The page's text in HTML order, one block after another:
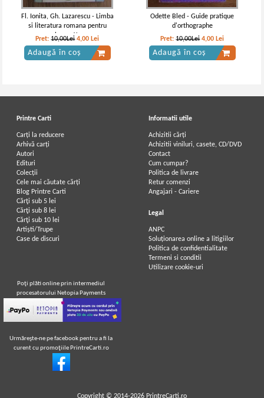
Fl. Ionita, Gh. Lazarescu - Limba
si literatura romana pentru
clasa a X-a
Pret:10,00Lei 4,00 Lei
Adaugă în coș
Odette Bled - Guide pratique
d'orthographe
Pret:10,00Lei 4,00 Lei
Adaugă în coș
Printre Carti
Carți la reducere
Arhivă carți
Autori
Edituri
Colecții
Cele mai căutate cărți
Blog Printre Carti
Cărţi sub 5 lei
Cărţi sub 8 lei
Cărţi sub 10 lei
Artiști/Trupe
Case de discuri
Informatii utile
Achizitii cărți
Achizitii viniluri, casete, CD/DVD
Contact
Cum cumpar?
Politica de livrare
Retur comenzi
Angajari - Cariere
Legal
ANPC
Soluționarea online a litigiilor
Politica de confidentialitate
Termeni si conditii
Utilizare cookie-uri
Poţi plăti online prin intermediul
procesatorului Netopia Payments
Urmăreşte-ne pe facebook pentru a fi la
curent cu promoţiile PrintreCarti.ro
Copyright © 2014-2026 PrintreCarti.ro